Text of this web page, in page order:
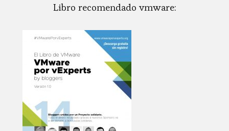
Libro recomendado vmware: